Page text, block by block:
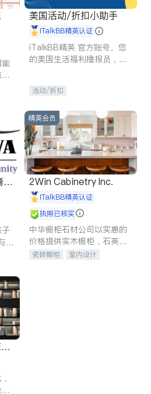
美国活动/折扣小助手
iTalkBB精英认证
iTalkBB精英 官方账号。您
的美国生活福利播报员，精
专属福利。
活动/折扣
家
您
精英会员
2Win Cabinetry Inc.
iTalkBB精英认证
执照已核实
中华橱柜石材公司以实惠的
价格提供实木橱柜，石英石
台面，多种优质不锈钢水
瓷砖橱柜
室内设计